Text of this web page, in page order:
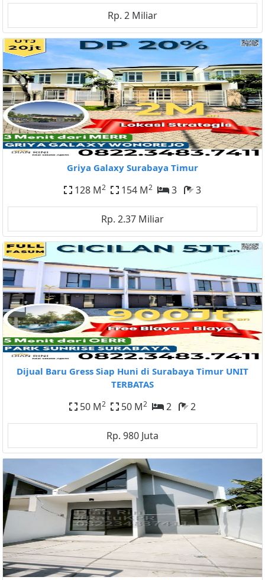
Rp. 2 Miliar
Griya Galaxy Surabaya Timur
128 M2 154 M2 3 3
Rp. 2.37 Miliar
Dijual Baru Gress Siap Huni di Surabaya Timur UNIT
TERBATAS
50 M2 50 M2 2 2
Rp. 980 Juta